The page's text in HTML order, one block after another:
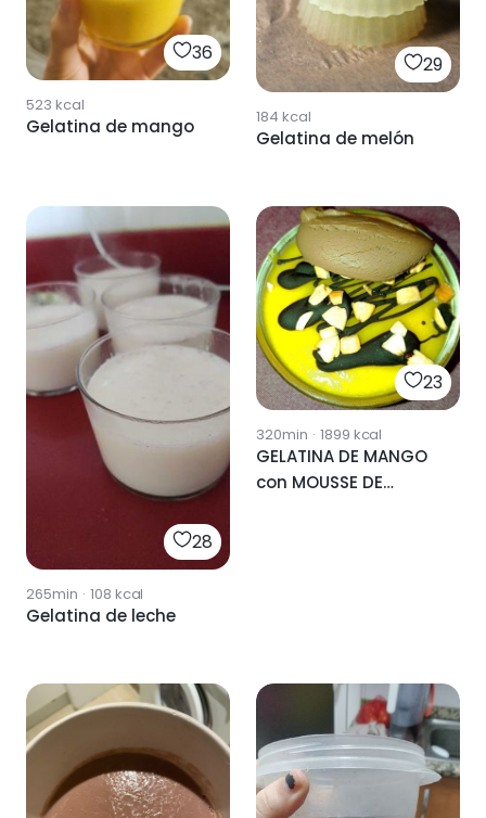
36
523 kcal
Gelatina de mango
29
184 kcal
Gelatina de melón
28
265min · 108 kcal
Gelatina de leche
23
320min · 1899 kcal
GELATINA DE MANGO
con MOUSSE DE